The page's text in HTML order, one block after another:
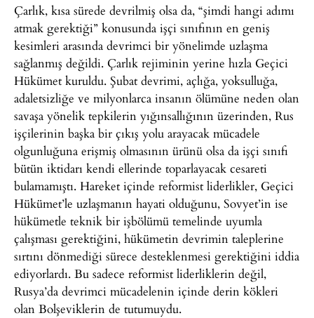
Çarlık, kısa sürede devrilmiş olsa da, “şimdi hangi adımı
atmak gerektiği” konusunda işçi sınıfının en geniş
kesimleri arasında devrimci bir yönelimde uzlaşma
sağlanmış değildi. Çarlık rejiminin yerine hızla Geçici
Hükümet kuruldu. Şubat devrimi, açlığa, yoksulluğa,
adaletsizliğe ve milyonlarca insanın ölümüne neden olan
savaşa yönelik tepkilerin yığınsallığının üzerinden, Rus
işçilerinin başka bir çıkış yolu arayacak mücadele
olgunluğuna erişmiş olmasının ürünü olsa da işçi sınıfı
bütün iktidarı kendi ellerinde toparlayacak cesareti
bulamamıştı. Hareket içinde reformist liderlikler, Geçici
Hükümet’le uzlaşmanın hayati olduğunu, Sovyet’in ise
hükümetle teknik bir işbölümü temelinde uyumla
çalışması gerektiğini, hükümetin devrimin taleplerine
sırtını dönmediği sürece desteklenmesi gerektiğini iddia
ediyorlardı. Bu sadece reformist liderliklerin değil,
Rusya’da devrimci mücadelenin içinde derin kökleri
olan Bolşeviklerin de tutumuydu.